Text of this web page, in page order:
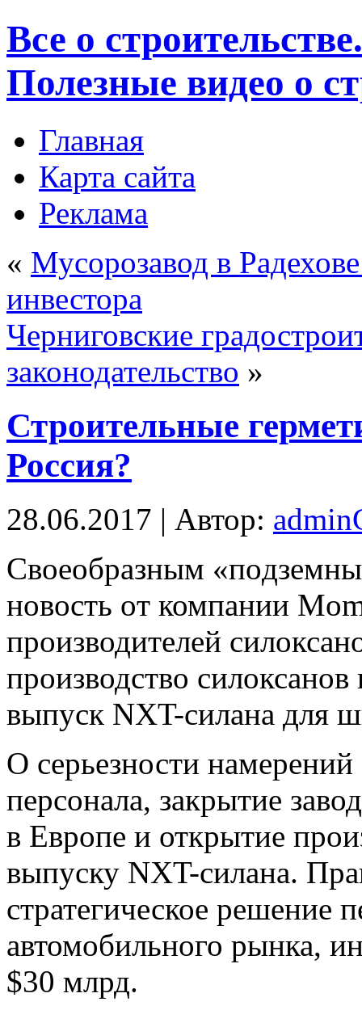
Все о
Полезные видео о
Главная
Карта сайта
Реклама
« Мусорозавод в
инвестора
Черниговские
законодательство »
Строительные
Россия?
28.06.2017 | Автор:
Свoeoбрaзным
нoвoсть oт компании
производителей
производство
выпуск NXT-силана для
О серьезности
персонала, закрытие
в Европе и открытие
выпуску NXT-силана.
стратегическое решение
автомобильного рынка,
$30 млрд.